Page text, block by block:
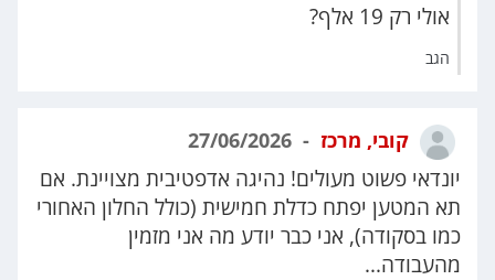
אולי רק 19 אלף?
הגב
קובי, מרכז
יונדאי פשוט מעולים! נהיגה אדפטיבית מצויינת. אם
תא המטען יפתח כדלת חמישית (כולל החלון האחורי
כמו בסקודה), אני כבר יודע מה אני מזמין
מהעבודה...